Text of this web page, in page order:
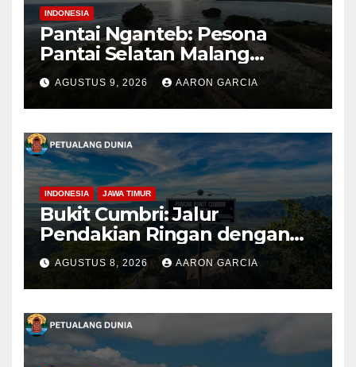
INDONESIA
Pantai Nganteb: Pesona
Pantai Selatan Malang
dengan Ombak Besar dan
Suasana Alami
AGUSTUS 9, 2026 AARON GARCIA
INDONESIA JAWA TIMUR
Bukit Cumbri: Jalur
Pendakian Ringan dengan
Panorama Perbukitan
AGUSTUS 8, 2026 AARON GARCIA